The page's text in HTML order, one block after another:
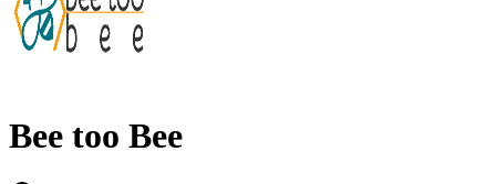
Bee too Bee